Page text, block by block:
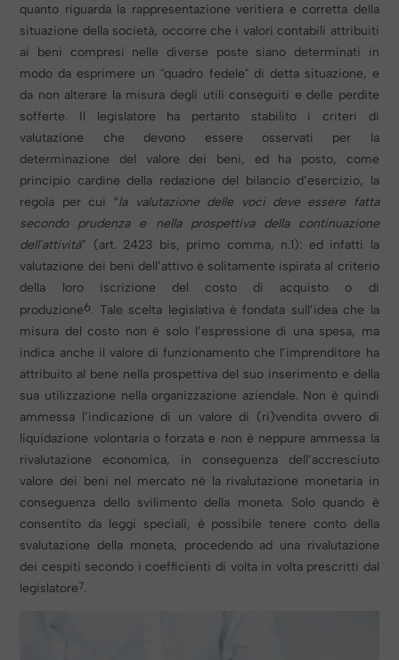
quanto riguarda la rappresentazione veritiera e corretta della
situazione della società, occorre che i valori contabili attribuiti
ai beni compresi nelle diverse poste siano determinati in
modo da esprimere un "quadro fedele" di detta situazione, e
da non alterare la misura degli utili conseguiti e delle perdite
sofferte. Il legislatore ha pertanto stabilito i criteri di
valutazione che devono essere osservati per la
determinazione del valore dei beni, ed ha posto, come
principio cardine della redazione del bilancio d’esercizio, la
regola per cui “la valutazione delle voci deve essere fatta
secondo prudenza e nella prospettiva della continuazione
dell'attività” (art. 2423 bis, primo comma, n.1): ed infatti la
valutazione dei beni dell’attivo è solitamente ispirata al criterio
della loro iscrizione del costo di acquisto o di
produzione6. Tale scelta legislativa è fondata sull’idea che la
misura del costo non è solo l’espressione di una spesa, ma
indica anche il valore di funzionamento che l’imprenditore ha
attribuito al bene nella prospettiva del suo inserimento e della
sua utilizzazione nella organizzazione aziendale. Non è quindi
ammessa l’indicazione di un valore di (ri)vendita ovvero di
liquidazione volontaria oforzata e non è neppure ammessa la
rivalutazione economica, in conseguenza dell’accresciuto
valore dei beni nel mercato né la rivalutazione monetaria in
conseguenza dello svilimento della moneta. Solo quando è
consentito da leggi speciali, è possibile tenere conto della
svalutazione della moneta, procedendo ad una rivalutazione
dei cespiti secondo i coefficienti di volta in volta prescritti dal
legislatore7.